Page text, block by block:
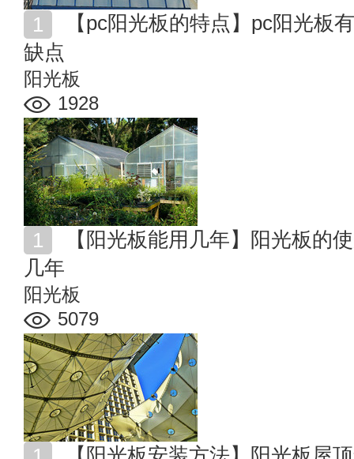
缺点
阳光板
1928
几年
阳光板
5079